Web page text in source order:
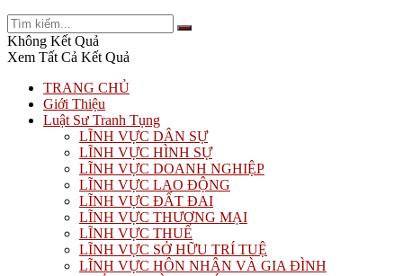
Không Kết Quả
Xem Tất Cả Kết Quả
TRANG CHỦ
Giới Thiệu
Luật Sư Tranh Tụng
LĨNH VỰC DÂN SỰ
LĨNH VỰC HÌNH SỰ
LĨNH VỰC DOANH NGHIỆP
LĨNH VỰC LAO ĐỘNG
LĨNH VỰC ĐẤT ĐAI
LĨNH VỰC THƯƠNG MẠI
LĨNH VỰC THUẾ
LĨNH VỰC SỞ HỮU TRÍ TUỆ
LĨNH VỰC HÔN NHÂN VÀ GIA ĐÌNH